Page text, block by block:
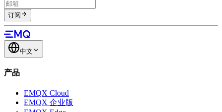
订阅
中文
产品
EMQX Cloud
EMQX 企业版